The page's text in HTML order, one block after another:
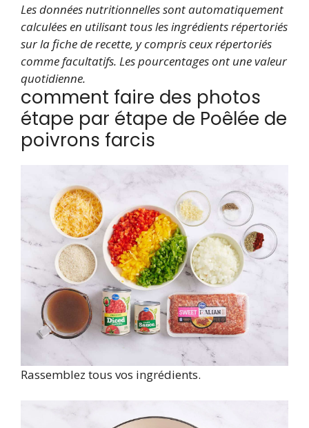
Les données nutritionnelles sont automatiquement
calculées en utilisant tous les ingrédients répertoriés
sur la fiche de recette, y compris ceux répertoriés
comme facultatifs. Les pourcentages ont une valeur
quotidienne.
comment faire des photos
étape par étape de Poêlée de
poivrons farcis
Rassemblez tous vos ingrédients.